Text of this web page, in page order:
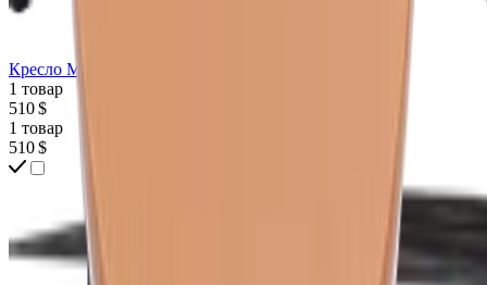
Кресло MERIDIANI Cecile
1 товар
510 $
1 товар
510 $